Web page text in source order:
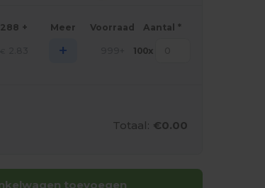
288 + Meer Voorraad Aantal *
+ 100x
Totaal: €0.00
toevoegen